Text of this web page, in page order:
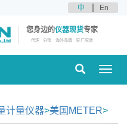
中 En
您身边的仪器现货专家
代理 分销 海外品牌 原厂原装
计量仪器>美国METER>